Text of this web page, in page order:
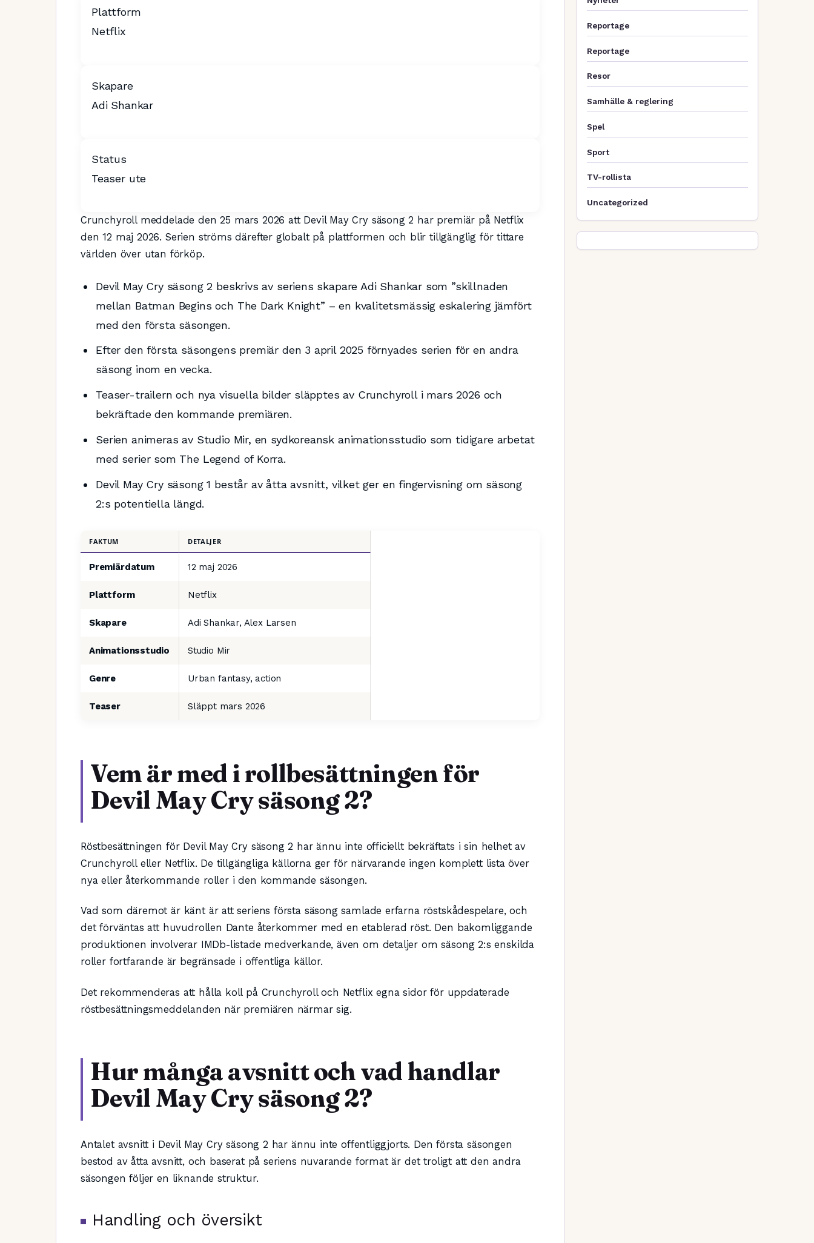
Plattform
Netflix
Skapare
Adi Shankar
Status
Teaser ute
Crunchyroll meddelade den 25 mars 2026 att Devil May Cry säsong 2 har premiär på Netflix
den 12 maj 2026. Serien ströms därefter globalt på plattformen och blir tillgänglig för tittare
världen över utan förköp.
Devil May Cry säsong 2 beskrivs av seriens skapare Adi Shankar som ”skillnaden
mellan Batman Begins och The Dark Knight” – en kvalitetsmässig eskalering jämfört
med den första säsongen.
Efter den första säsongens premiär den 3 april 2025 förnyades serien för en andra
säsong inom en vecka.
Teaser-trailern och nya visuella bilder släpptes av Crunchyroll i mars 2026 och
bekräftade den kommande premiären.
Serien animeras av Studio Mir, en sydkoreansk animationsstudio som tidigare arbetat
med serier som The Legend of Korra.
Devil May Cry säsong 1 består av åtta avsnitt, vilket ger en fingervisning om säsong
2:s potentiella längd.
FAKTUM DETALJER
Premiärdatum 12 maj 2026
Plattform Netflix
Skapare Adi Shankar, Alex Larsen
Animationsstudio Studio Mir
Genre Urban fantasy, action
Teaser Släppt mars 2026
Vem är med i rollbesättningen för
Devil May Cry säsong 2?
Röstbesättningen för Devil May Cry säsong 2 har ännu inte officiellt bekräftats i sin helhet av
Crunchyroll eller Netflix. De tillgängliga källorna ger för närvarande ingen komplett lista över
nya eller återkommande roller i den kommande säsongen.
Vad som däremot är känt är att seriens första säsong samlade erfarna röstskådespelare, och
det förväntas att huvudrollen Dante återkommer med en etablerad röst. Den bakomliggande
produktionen involverar IMDb-listade medverkande, även om detaljer om säsong 2:s enskilda
roller fortfarande är begränsade i offentliga källor.
Det rekommenderas att hålla koll på Crunchyroll och Netflix egna sidor för uppdaterade
röstbesättningsmeddelanden när premiären närmar sig.
Hur många avsnitt och vad handlar
Devil May Cry säsong 2?
Antalet avsnitt i Devil May Cry säsong 2 har ännu inte offentliggjorts. Den första säsongen
bestod av åtta avsnitt, och baserat på seriens nuvarande format är det troligt att den andra
säsongen följer en liknande struktur.
Handling och översikt
Reportage
Reportage
Resor
Samhälle & reglering
Spel
Sport
TV-rollista
Uncategorized